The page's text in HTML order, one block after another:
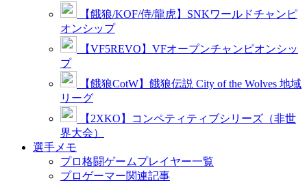
【餓狼/KOF/侍/龍虎】SNKワールドチャンピ
オンシップ
【VF5REVO】VFオープンチャンピオンシッ
プ
【餓狼CotW】餓狼伝説 City of the Wolves 地域
リーグ
【2XKO】コンペティティブシリーズ（非世
界大会）
選手メモ
プロ格闘ゲームプレイヤー一覧
プロゲーマー関連記事